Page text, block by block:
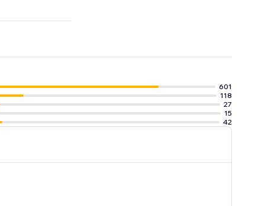
601
118
27
15
42